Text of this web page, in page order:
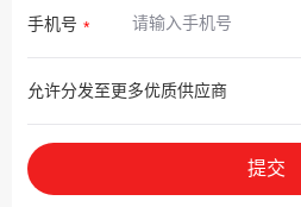
手机号
允许分发至更多优质供应商
提交